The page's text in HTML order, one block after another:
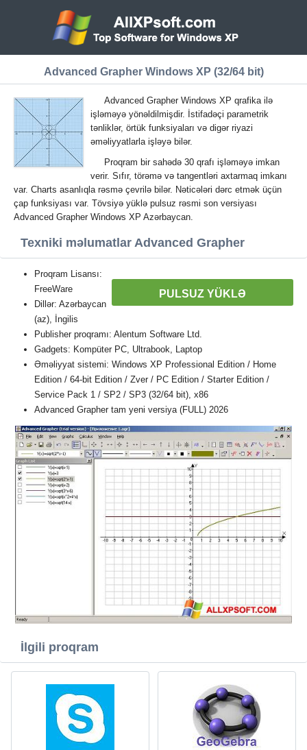
Advanced Grapher Windows XP (32/64 bit)
Advanced Grapher Windows XP qrafika ilə
işləməyə yönəldilmişdir. İstifadəçi parametrik
tənliklər, örtük funksiyaları və digər riyazi
əməliyyatlarla işləyə bilər.
Proqram bir sahədə 30 qrafı işləməyə imkan
verir. Sıfır, törəmə və tangentləri axtarmaq imkanı
var. Charts asanlıqla rəsmə çevrilə bilər. Nəticələri dərc etmək üçün
çap funksiyası var. Tövsiyə yüklə pulsuz rəsmi son versiyası
Advanced Grapher Windows XP Azərbaycan.
Texniki məlumatlar Advanced Grapher
PULSUZ YÜKLƏ
Proqram Lisansı:
FreeWare
Dillər: Azərbaycan
(az), İngilis
Publisher proqramı: Alentum Software Ltd.
Gadgets: Kompüter PC, Ultrabook, Laptop
Əməliyyat sistemi: Windows XP Professional Edition / Home
Edition / 64-bit Edition / Zver / PC Edition / Starter Edition /
Service Pack 1 / SP2 / SP3 (32/64 bit), x86
Advanced Grapher tam yeni versiya (FULL) 2026
İlgili proqram